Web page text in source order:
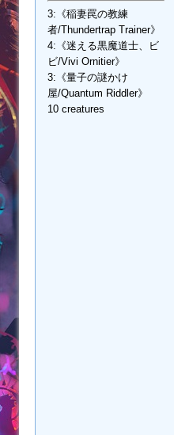
3:《稲妻罠の教練
者/Thundertrap Trainer》
4:《迷える黒魔道士、ビ
ビ/Vivi Ornitier》
3:《量子の謎かけ
屋/Quantum Riddler》
10 creatures